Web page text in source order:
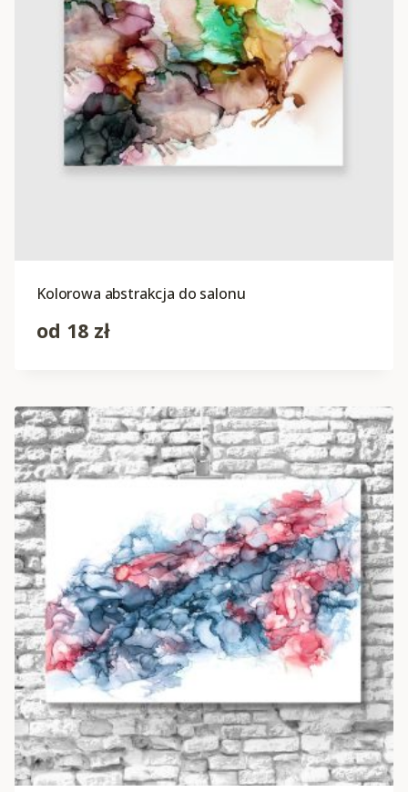
Kolorowa abstrakcja do salonu
od 18 zł